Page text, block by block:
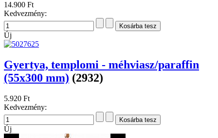
14.900 Ft
Kedvezmény:
Új
Gyertya, templomi - méhviasz/paraffin
(55x300 mm) (2932)
5.920 Ft
Kedvezmény:
Új